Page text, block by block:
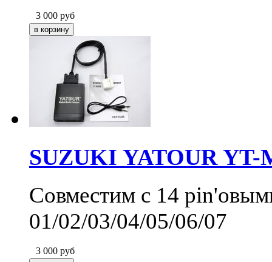
3 000 руб
SUZUKI YATOUR YT-
Совместим с 14
01/02/03/04/05/06/07
3 000 руб